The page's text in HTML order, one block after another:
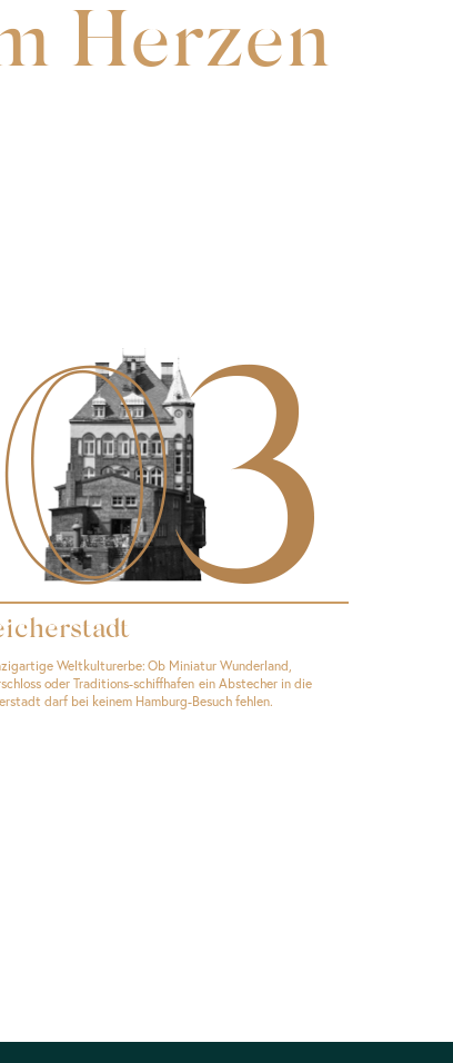
Herzen
Weltkulturerbe: Ob Miniatur Wunderland,
oder Traditions-schiffhafen ein Abstecher in die
darf bei keinem Hamburg-Besuch fehlen.